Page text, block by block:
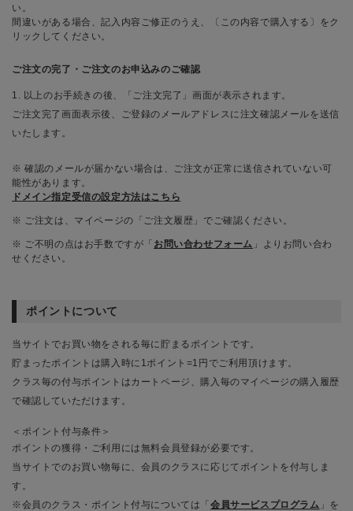
い。
間違いがある場合、記入内容ご修正のうえ、〔この内容で購入する〕をク
リックしてください。
ご注文の完了・ご注文のお申込みのご確認
1. 以上のお手続きの後、「ご注文完了」画面が表示されます。
ご注文完了画面表示後、ご登録のメールアドレスに注文確認メールを送信
いたします。
※ 確認のメールが届かない場合は、ご注文が正常に送信されていない可
能性があります。
ドメイン指定受信の設定方法はこちら
※ ご注文は、マイページの「ご注文履歴」でご確認ください。
※ ご不明の点はお手数ですが「 お問い合わせフォーム 」よりお問い合わ
せください。
ポイントについて
当サイトでお買い物をされる毎に貯まるポイントです。
貯まったポイントは購入時に1ポイント=1円でご利用頂けます。
クラス毎の付与ポイントはカートページ、購入毎のマイページの購入履歴
で確認していただけます。
＜ポイント付与条件＞
ポイントの獲得・ご利用には無料会員登録が必要です。
当サイトでのお買い物毎に、会員のクラスに応じてポイントを付与しま
す。
※会員のクラス・ポイント付与については「 会員サービスプログラム 」を